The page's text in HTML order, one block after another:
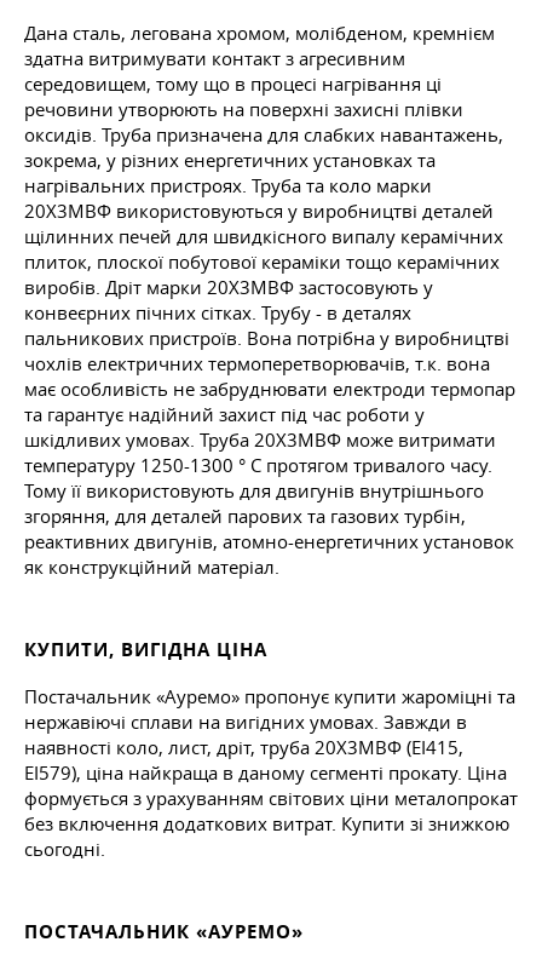
Дана сталь, легована хромом, молібденом, кремнієм
здатна витримувати контакт з агресивним
середовищем, тому що в процесі нагрівання ці
речовини утворюють на поверхні захисні плівки
оксидів. Труба призначена для слабких навантажень,
зокрема, у різних енергетичних установках та
нагрівальних пристроях. Труба та коло марки
20Х3МВФ використовуються у виробництві деталей
щілинних печей для швидкісного випалу керамічних
плиток, плоскої побутової кераміки тощо керамічних
виробів. Дріт марки 20Х3МВФ застосовують у
конвеєрних пічних сітках. Трубу - в деталях
пальникових пристроїв. Вона потрібна у виробництві
чохлів електричних термоперетворювачів, т.к. вона
має особливість не забруднювати електроди термопар
та гарантує надійний захист під час роботи у
шкідливих умовах. Труба 20Х3МВФ може витримати
температуру 1250-1300 ° C протягом тривалого часу.
Тому її використовують для двигунів внутрішнього
згоряння, для деталей парових та газових турбін,
реактивних двигунів, атомно-енергетичних установок
як конструкційний матеріал.
КУПИТИ, ВИГІДНА ЦІНА
Постачальник «Ауремо» пропонує купити жароміцні та
нержавіючі сплави на вигідних умовах. Завжди в
наявності коло, лист, дріт, труба 20Х3МВФ (ЕІ415,
ЕІ579), ціна найкраща в даному сегменті прокату. Ціна
формується з урахуванням світових ціни металопрокат
без включення додаткових витрат. Купити зі знижкою
сьогодні.
ПОСТАЧАЛЬНИК «АУРЕМО»